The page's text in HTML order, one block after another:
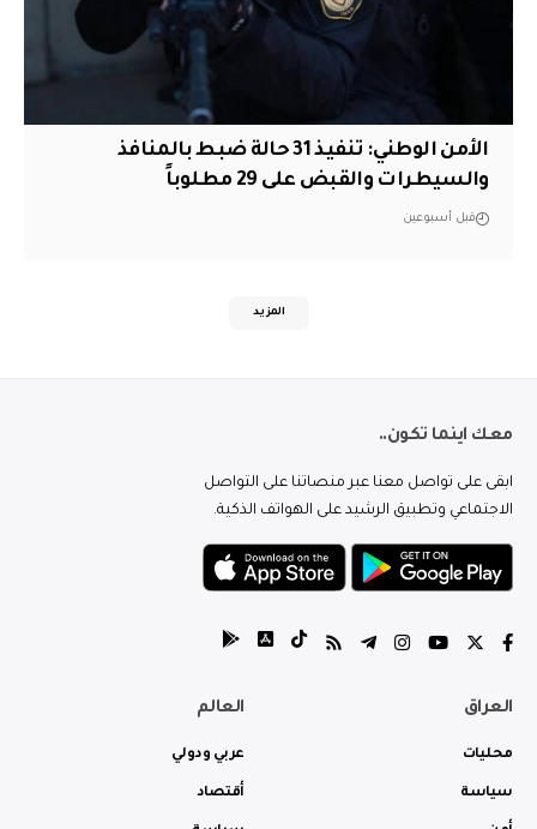
الأمن الوطني: تنفيذ 31 حالة ضبط بالمنافذ
والسيطرات والقبض على 29 مطلوباً
قبل أسبوعين
المزيد
معك اينما تكون..
ابقى على تواصل معنا عبر منصاتنا على التواصل
الاجتماعي وتطبيق الرشيد على الهواتف الذكية.
العراق
محليات
سياسة
العالم
عربي ودولي
أقتصاد